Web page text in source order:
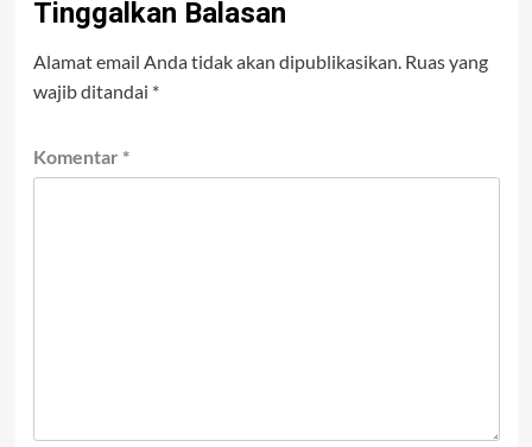
Tinggalkan Balasan
Alamat email Anda tidak akan dipublikasikan. Ruas yang
wajib ditandai *
Komentar *